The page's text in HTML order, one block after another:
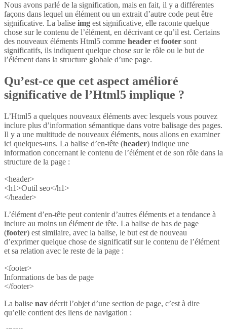
Nous avons parlé de la signification, mais en fait, il y a différentes
façons dans lequel un élément ou un extrait d’autre code peut être
significative. La balise img est significative, elle raconte quelque
chose sur le contenu de l’élément, en décrivant ce qu’il est. Certains
des nouveaux éléments Html5 comme header et footer sont
significatifs, ils indiquent quelque chose sur le rôle ou le but de
l’élément dans la structure globale d’une page.
Qu’est-ce que cet aspect amélioré
significative de l’Html5 implique ?
L’Html5 a quelques nouveaux éléments avec lesquels vous pouvez
inclure plus d’information sémantique dans votre balisage des pages.
Il y a une multitude de nouveaux éléments, nous allons en examiner
ici quelques-uns. La balise d’en-tête (header) indique une
information concernant le contenu de l’élément et de son rôle dans la
structure de la page :
<header>
<h1>Outil seo</h1>
</header>
L’élément d’en-tête peut contenir d’autres éléments et a tendance à
inclure au moins un élément de tête. La balise de bas de page
(footer) est similaire, avec la balise, le but est de nouveau
d’exprimer quelque chose de significatif sur le contenu de l’élément
et sa relation avec le reste de la page :
<footer>
Informations de bas de page
</footer>
La balise nav décrit l’objet d’une section de page, c’est à dire
qu’elle contient des liens de navigation :